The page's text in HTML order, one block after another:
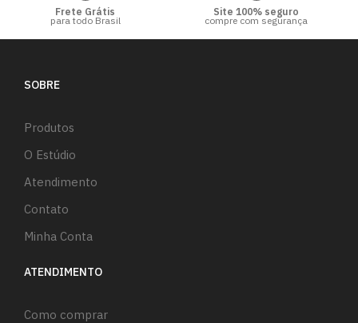
Frete Grátis
para todo Brasil
Site 100% seguro
compre com segurança
SOBRE
Produtos
O Estúdio
Atendimento
Contato
Minha Conta
ATENDIMENTO
Como comprar